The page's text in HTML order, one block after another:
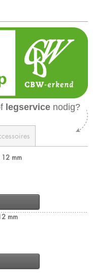
legservice nodig?
12 mm
mm